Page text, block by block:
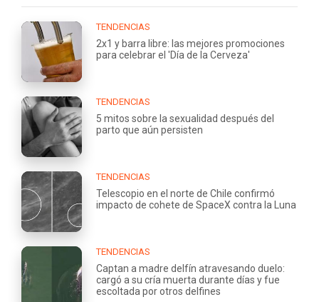
TENDENCIAS
2x1 y barra libre: las mejores promociones
para celebrar el 'Día de la Cerveza'
TENDENCIAS
5 mitos sobre la sexualidad después del
parto que aún persisten
TENDENCIAS
Telescopio en el norte de Chile confirmó
impacto de cohete de SpaceX contra la Luna
TENDENCIAS
Captan a madre delfín atravesando duelo:
cargó a su cría muerta durante días y fue
escoltada por otros delfines